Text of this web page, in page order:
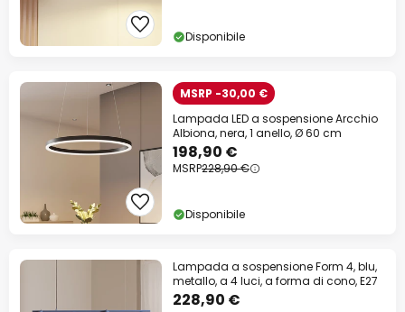
Disponibile
MSRP -30,00 €
Lampada LED a sospensione Arcchio
Albiona, nera, 1 anello, Ø 60 cm
198,90 €
MSRP228,90 €
Disponibile
Lampada a sospensione Form 4, blu,
metallo, a 4 luci, a forma di cono, E27
228,90 €